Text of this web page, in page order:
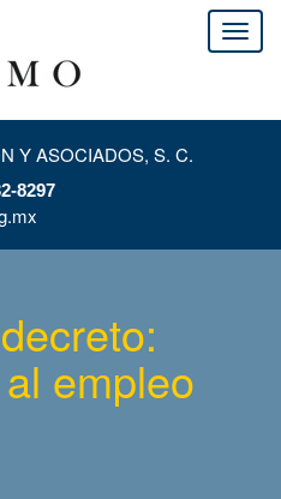
Y ASOCIADOS, S. C.
8297
empleo